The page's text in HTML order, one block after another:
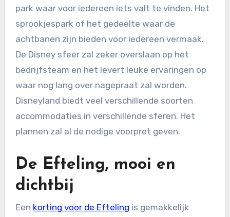
park waar voor iedereen iets valt te vinden. Het
sprookjespark of het gedeelte waar de
achtbanen zijn bieden voor iedereen vermaak.
De Disney sfeer zal zeker overslaan op het
bedrijfsteam en het levert leuke ervaringen op
waar nog lang over nagepraat zal worden.
Disneyland biedt veel verschillende soorten
accommodaties in verschillende sferen. Het
plannen zal al de nodige voorpret geven.
De Efteling, mooi en
dichtbij
Een korting voor de Efteling is gemakkelijk